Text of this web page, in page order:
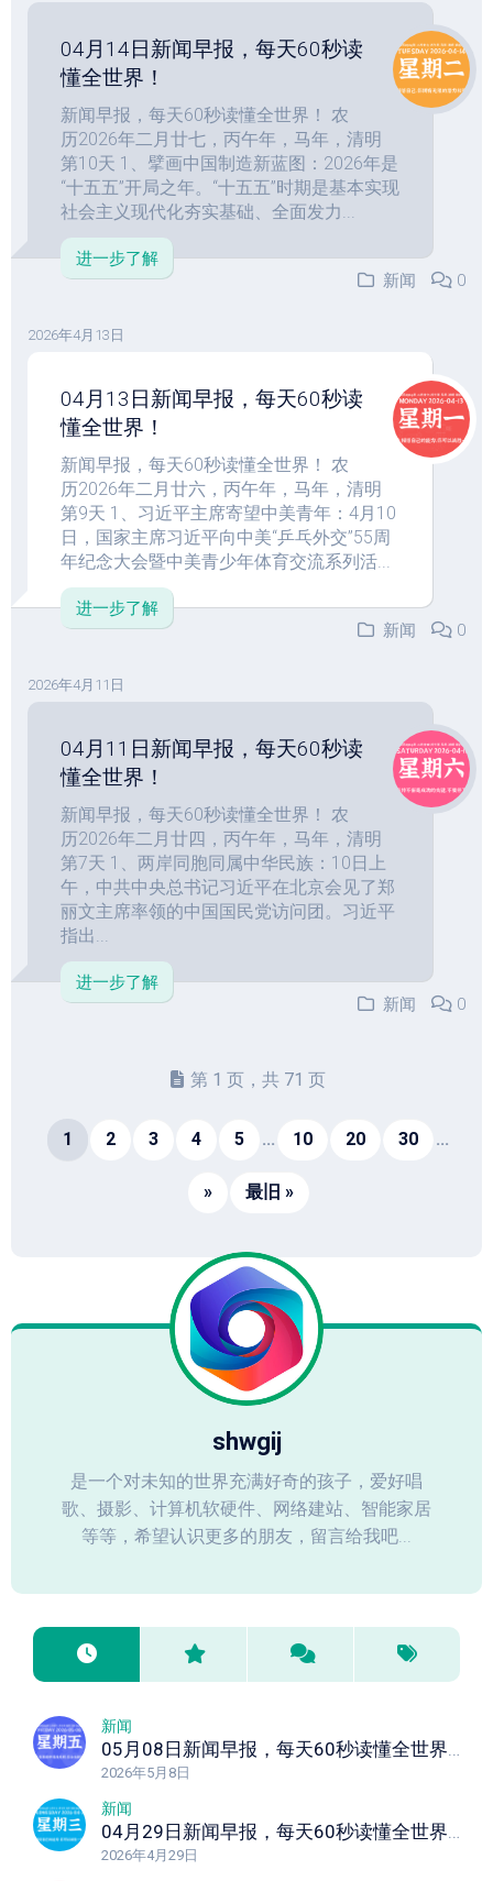
04月14日新闻早报，每天60秒读
懂全世界！
新闻早报，每天60秒读懂全世界！ 农
历2026年二月廿七，丙午年，马年，清明
第10天 1、擘画中国制造新蓝图：2026年是
“十五五”开局之年。“十五五”时期是基本实现
社会主义现代化夯实基础、全面发力...
进一步了解
新闻
0
2026年4月13日
04月13日新闻早报，每天60秒读
懂全世界！
新闻早报，每天60秒读懂全世界！ 农
历2026年二月廿六，丙午年，马年，清明
第9天 1、习近平主席寄望中美青年：4月10
日，国家主席习近平向中美“乒乓外交”55周
年纪念大会暨中美青少年体育交流系列活...
进一步了解
新闻
0
2026年4月11日
04月11日新闻早报，每天60秒读
懂全世界！
新闻早报，每天60秒读懂全世界！ 农
历2026年二月廿四，丙午年，马年，清明
第7天 1、两岸同胞同属中华民族：10日上
午，中共中央总书记习近平在北京会见了郑
丽文主席率领的中国国民党访问团。习近平
指出...
进一步了解
新闻
0
第 1 页，共 71 页
1 2 3 4 5 ... 10 20 30 ...
» 最旧 »
shwgij
是一个对未知的世界充满好奇的孩子，爱好唱
歌、摄影、计算机软硬件、网络建站、智能家居
等等，希望认识更多的朋友，留言给我吧...
新闻
05月08日新闻早报，每天60秒读懂全世界！
2026年5月8日
新闻
04月29日新闻早报，每天60秒读懂全世界！
2026年4月29日